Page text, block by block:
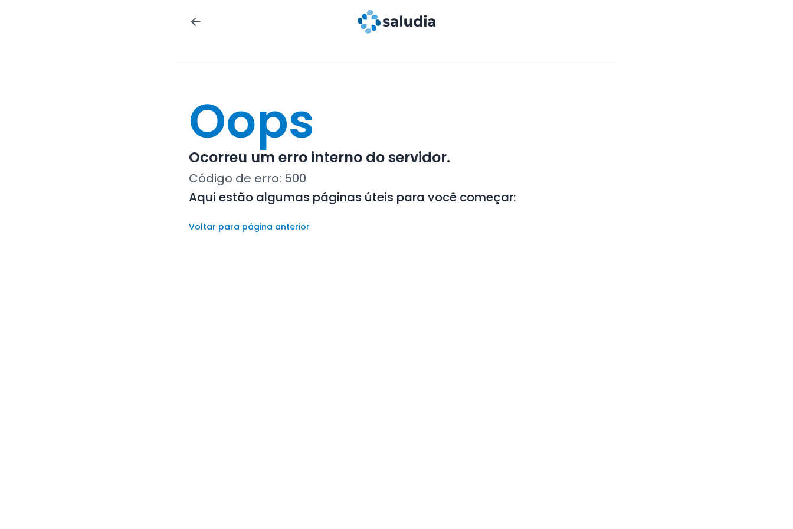
Oops
Ocorreu um erro interno do servidor.
Código de erro: 500
Aqui estão algumas páginas úteis para você começar:
Voltar para página anterior